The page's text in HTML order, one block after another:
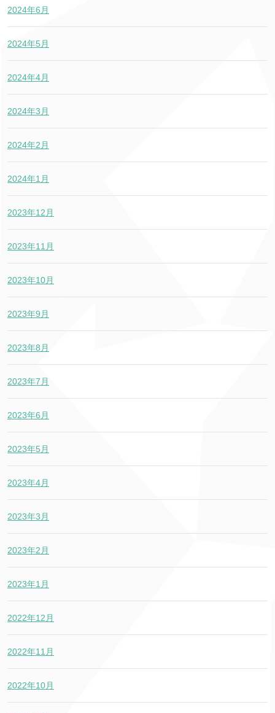
2024年6月
2024年5月
2024年4月
2024年3月
2024年2月
2024年1月
2023年12月
2023年11月
2023年10月
2023年9月
2023年8月
2023年7月
2023年6月
2023年5月
2023年4月
2023年3月
2023年2月
2023年1月
2022年12月
2022年11月
2022年10月